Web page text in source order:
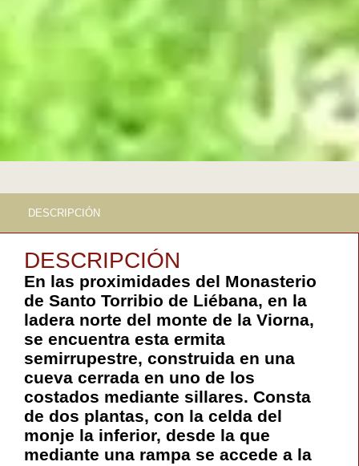
DESCRIPCIÓN
DESCRIPCIÓN
En las proximidades del Monasterio
de Santo Torribio de Liébana, en la
ladera norte del monte de la Viorna,
se encuentra esta ermita
semirrupestre, construida en una
cueva cerrada en uno de los
costados mediante sillares. Consta
de dos plantas, con la celda del
monje la inferior, desde la que
mediante una rampa se accede a la